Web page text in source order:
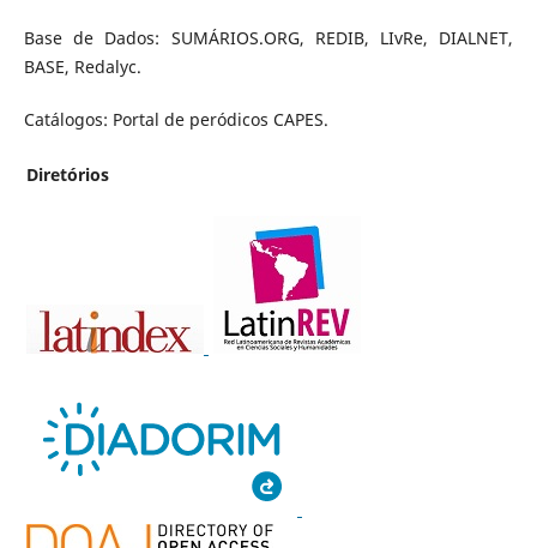
Base de Dados: SUMÁRIOS.ORG, REDIB, LIvRe, DIALNET,
BASE, Redalyc.
Catálogos: Portal de peródicos CAPES.
Diretórios